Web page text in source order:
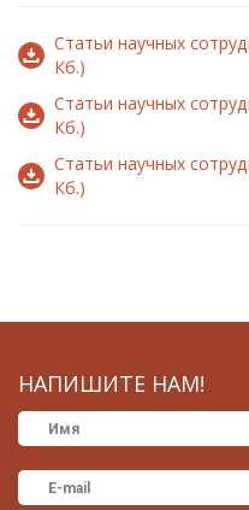
Статьи научных
Кб.)
Статьи научных
Кб.)
Статьи научных
Кб.)
НАПИШИТЕ НАМ!